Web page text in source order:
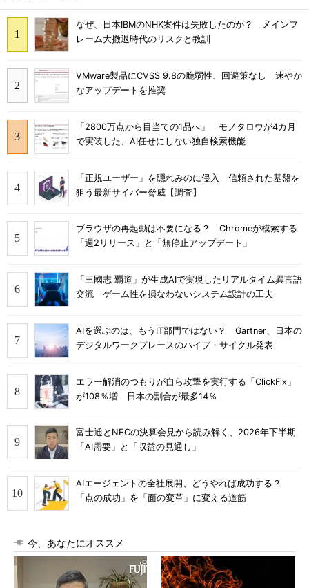
なぜ、日本IBMのNHK案件は失敗したのか？ メインフ
レーム大撤退時代のリスクと教訓
VMware製品にCVSS 9.8の脆弱性、回避策なし 速やか
なアップデートを推奨
「2800万点から目当ての1品へ」 モノタロウが4カ月
で実装した、AI任せにしない独自検索機能
「正規ユーザー」を隠れみのに侵入 信頼された基盤を
狙う最新サイバー脅威【調査】
ブラウザの再起動は不要になる？ Chromeが模索する
「週2リリース」と「無停止アップデート」
「三國志 覇道」が生成AIで実現したリアルタイム異言語
交流 ゲーム性を損なわないシステム設計の工夫
AIを選ぶのは、もうIT部門ではない？ Gartner、日本の
デジタルワークプレースのハイプ・サイクル発表
エラー解消のつもりが自ら攻撃を実行する「ClickFix」
が108％増 日本の割合が最多14％
富士通とNECの決算会見から読み解く、2026年下半期
「AI需要」と「収益の見通し」
AIエージェントの全社展開、どうやれば成功する？
「点の成功」を「面の変革」に変える道筋
今、あなたにオススメ